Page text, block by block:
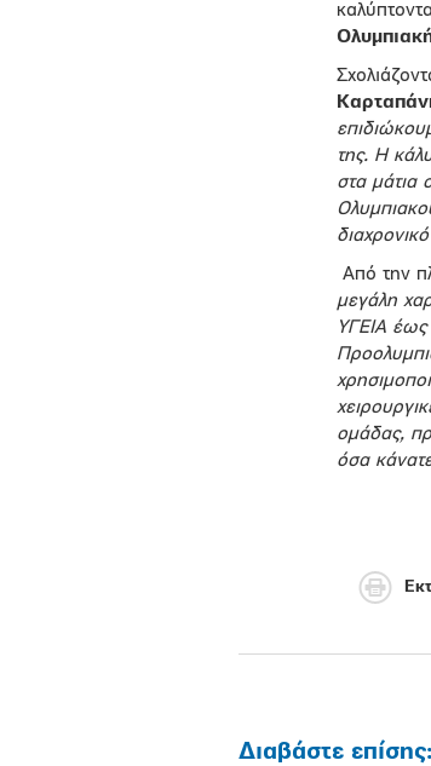
της. Η
στα
Από την
μεγάλη
ΥΓΕΙΑ έως
ομάδας,
όσα
Διαβάστε επίσης: